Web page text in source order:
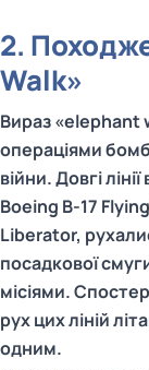
2.
Walk»
Вираз «elephant
операціями
війни. Довгі
Boeing B‑17
Liberator,
посадкової
місіями.
рух цих ліній
одним.